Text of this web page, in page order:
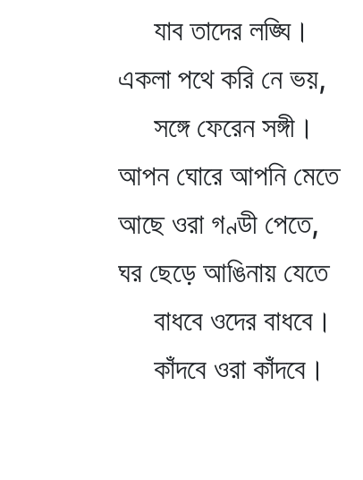
যাব তাদের লঙ্ঘি।
একলা পথে করি নে ভয়,
সঙ্গে ফেরেন সঙ্গী।
আপন ঘোরে আপনি মেতে
আছে ওরা গণ্ডী পেতে,
ঘর ছেড়ে আঙিনায় যেতে
বাধবে ওদের বাধবে।
কাঁদবে ওরা কাঁদবে।